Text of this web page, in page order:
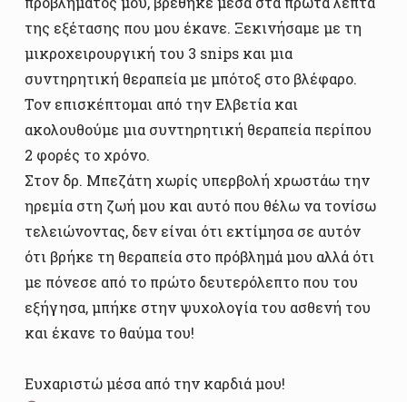
της εξέτασης που μου έκανε. Ξεκινήσαμε με τη
μικροχειρουργική του 3 snips και μια
συντηρητική θεραπεία με μπότοξ στο βλέφαρο.
Τον επισκέπτομαι από την Ελβετία και
ακολουθούμε μια συντηρητική θεραπεία περίπου
2 φορές το χρόνο.
Στον δρ. Μπεζάτη χωρίς υπερβολή χρωστάω την
ηρεμία στη ζωή μου και αυτό που θέλω να τονίσω
τελειώνοντας, δεν είναι ότι εκτίμησα σε αυτόν
ότι βρήκε τη θεραπεία στο πρόβλημά μου αλλά ότι
με πόνεσε από το πρώτο δευτερόλεπτο που του
εξήγησα, μπήκε στην ψυχολογία του ασθενή του
και έκανε το θαύμα του!
Ευχαριστώ μέσα από την καρδιά μου!